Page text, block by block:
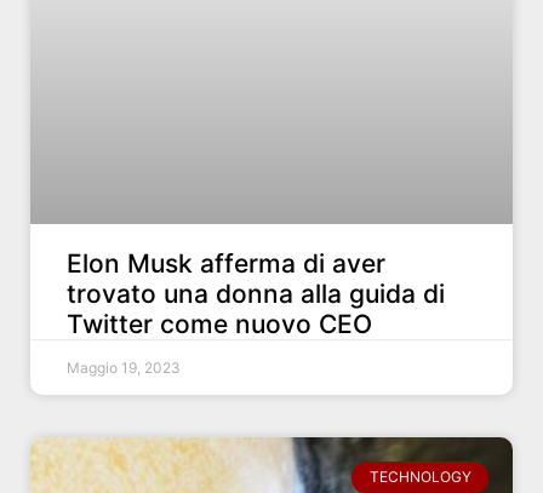
Elon Musk afferma di aver
trovato una donna alla guida di
Twitter come nuovo CEO
Maggio 19, 2023
TECHNOLOGY